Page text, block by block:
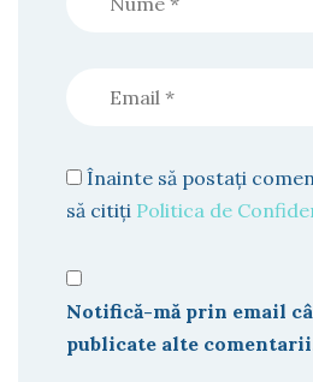
Înainte să postați
să citiți Politica de
Notifică-mă prin email
publicate alte